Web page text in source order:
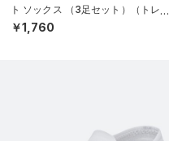
ト ソックス （3足セット）（トレー
ニング/UNISEX）
￥1,760